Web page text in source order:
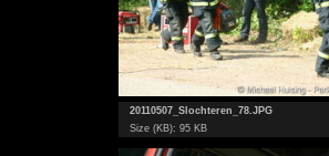
20110507_Slochteren_78.JPG
Size (KB): 95 KB